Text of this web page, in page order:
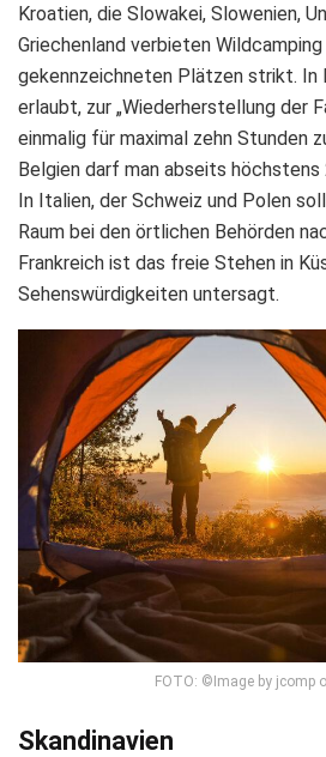
Kroatien, die Slowakei, Slowenien,
Griechenland verbieten
gekennzeichneten Plätzen strikt. In
erlaubt, zur „Wiederherstellung der
einmalig für maximal zehn Stunden
Belgien darf man abseits höchstens
In Italien, der Schweiz und Polen
Raum bei den örtlichen Behörden
Frankreich ist das freie Stehen in
Sehenswürdigkeiten untersagt.
FOTO: ©Image by jcomp
Skandinavien